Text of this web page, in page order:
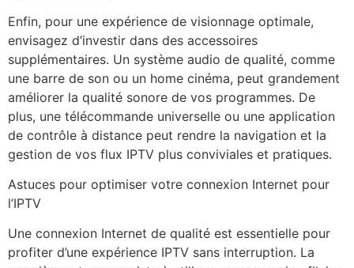
Enfin, pour une expérience de visionnage optimale,
envisagez d’investir dans des accessoires
supplémentaires. Un système audio de qualité, comme
une barre de son ou un home cinéma, peut grandement
améliorer la qualité sonore de vos programmes. De
plus, une télécommande universelle ou une application
de contrôle à distance peut rendre la navigation et la
gestion de vos flux IPTV plus conviviales et pratiques.
Astuces pour optimiser votre connexion Internet pour
l’IPTV
Une connexion Internet de qualité est essentielle pour
profiter d’une expérience IPTV sans interruption. La